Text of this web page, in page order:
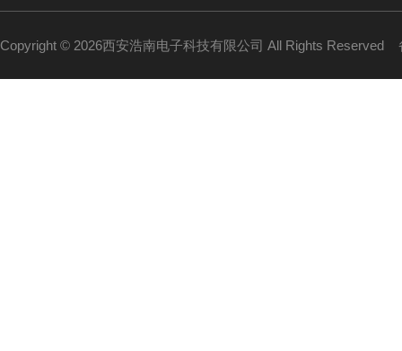
Copyright © 2026西安浩南电子科技有限公司 All Rights Reserved